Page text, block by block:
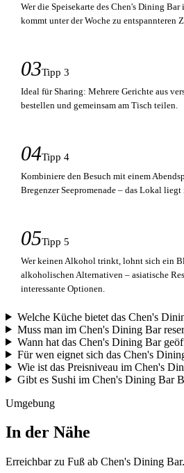
Wer die Speisekarte des Chen's Dining Bar
kommt unter der Woche zu entspannteren
03Tipp 3
Ideal für Sharing: Mehrere Gerichte aus
bestellen und gemeinsam am Tisch teilen.
04Tipp 4
Kombiniere den Besuch mit einem
Bregenzer Seepromenade – das Lokal
05Tipp 5
Wer keinen Alkohol trinkt, lohnt sich ein
alkoholischen Alternativen – asiatische
interessante Optionen.
Welche Küche bietet das Chen's
Muss man im Chen's Dining Bar
Wann hat das Chen's Dining Bar
Für wen eignet sich das Chen's
Wie ist das Preisniveau im Chen's
Gibt es Sushi im Chen's Dining Bar
Umgebung
In der Nähe
Erreichbar zu Fuß ab Chen's Dining Bar.